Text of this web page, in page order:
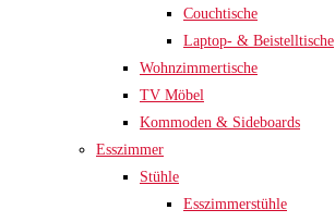
Couchtische
Laptop- & Beistelltische
Wohnzimmertische
TV Möbel
Kommoden & Sideboards
Esszimmer
Stühle
Esszimmerstühle